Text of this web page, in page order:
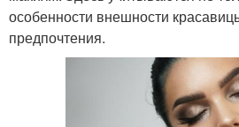
особенности внешности
предпочтения.